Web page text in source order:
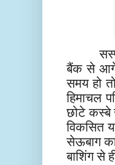
बैंक से आगे
समय हो
हिमाचल
छोटे कस्बे
विकसित
सेऊबाग
बाशिंग से